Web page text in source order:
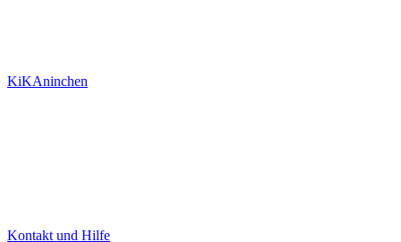
KiKAninchen
Kontakt und Hilfe